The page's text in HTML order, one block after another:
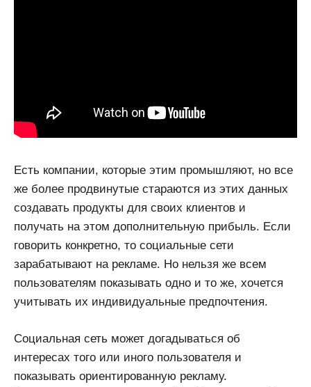
Есть компании, которые этим промышляют, но все
же более продвинутые стараются из этих данных
создавать продукты для своих клиентов и
получать на этом дополнительную прибыль. Если
говорить конкретно, то социальные сети
зарабатывают на рекламе. Но нельзя же всем
пользователям показывать одно и то же, хочется
учитывать их индивидуальные предпочтения.
Социальная сеть может догадываться об
интересах того или иного пользователя и
показывать ориентированную рекламу.